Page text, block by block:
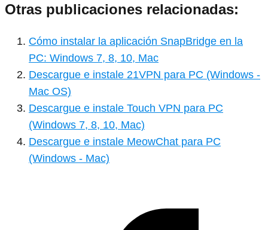
Otras publicaciones relacionadas:
Cómo instalar la aplicación SnapBridge en la
PC: Windows 7, 8, 10, Mac
Descargue e instale 21VPN para PC (Windows -
Mac OS)
Descargue e instale Touch VPN para PC
(Windows 7, 8, 10, Mac)
Descargue e instale MeowChat para PC
(Windows - Mac)